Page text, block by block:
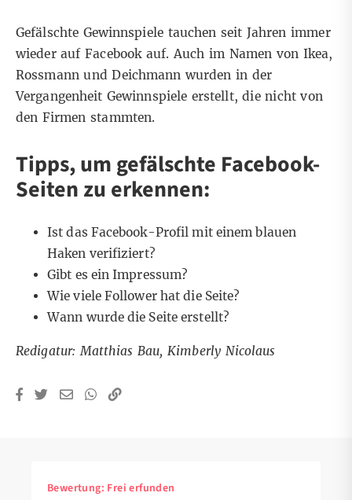
Gefälschte Gewinnspiele tauchen seit Jahren immer
wieder auf Facebook auf. Auch im Namen von Ikea,
Rossmann und Deichmann wurden in der
Vergangenheit Gewinnspiele erstellt, die nicht von
den Firmen stammten.
Tipps, um gefälschte Facebook-
Seiten zu erkennen:
Ist das Facebook-Profil mit einem blauen
Haken verifiziert?
Gibt es ein Impressum?
Wie viele Follower hat die Seite?
Wann wurde die Seite erstellt?
Redigatur: Matthias Bau, Kimberly Nicolaus
Bewertung: Frei erfunden